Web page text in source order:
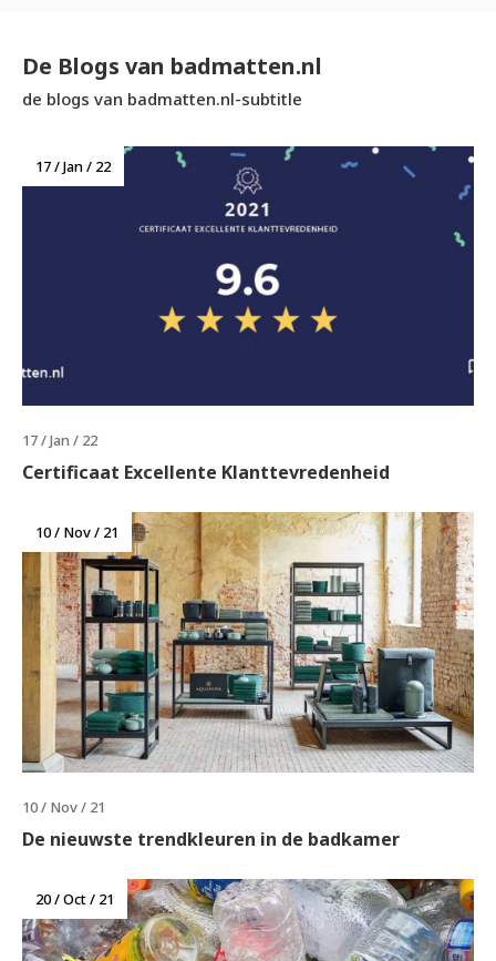
De Blogs van badmatten.nl
de blogs van badmatten.nl-subtitle
17 / Jan / 22
17 / Jan / 22
Certificaat Excellente Klanttevredenheid
10 / Nov / 21
10 / Nov / 21
De nieuwste trendkleuren in de badkamer
20 / Oct / 21